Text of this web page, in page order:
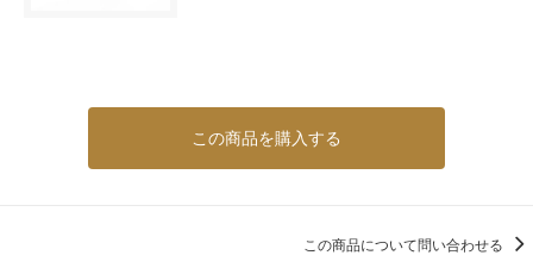
この商品を購入する
この商品について問い合わせる